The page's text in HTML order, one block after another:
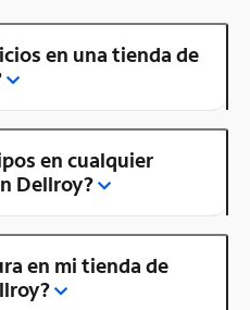
en una tienda de
en cualquier
Dellroy?
en mi tienda de